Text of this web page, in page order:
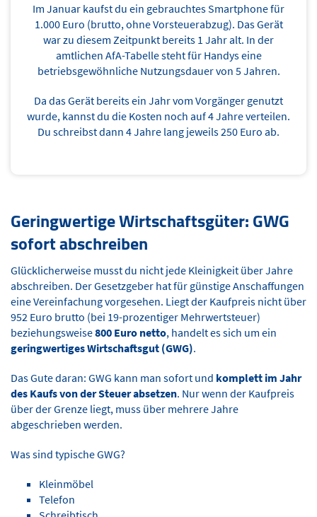
Im Januar kaufst du ein gebrauchtes Smartphone für
1.000 Euro (brutto, ohne Vorsteuerabzug). Das Gerät
war zu diesem Zeitpunkt bereits 1 Jahr alt. In der
amtlichen AfA-Tabelle steht für Handys eine
betriebsgewöhnliche Nutzungsdauer von 5 Jahren.
Da das Gerät bereits ein Jahr vom Vorgänger genutzt
wurde, kannst du die Kosten noch auf 4 Jahre verteilen.
Du schreibst dann 4 Jahre lang jeweils 250 Euro ab.
Geringwertige Wirtschaftsgüter: GWG
sofort abschreiben
Glücklicherweise musst du nicht jede Kleinigkeit über Jahre
abschreiben. Der Gesetzgeber hat für günstige Anschaffungen
eine Vereinfachung vorgesehen. Liegt der Kaufpreis nicht über
952 Euro brutto (bei 19-prozentiger Mehrwertsteuer)
beziehungsweise800 Euro netto, handelt es sich um ein
geringwertiges Wirtschaftsgut (GWG).
Das Gute daran: GWG kann man sofort und komplett im Jahr
des Kaufs von der Steuer absetzen. Nur wenn der Kaufpreis
über der Grenze liegt, muss über mehrere Jahre
abgeschrieben werden.
Was sind typische GWG?
Kleinmöbel
Telefon